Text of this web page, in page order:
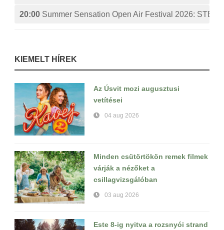
20:00 Summer Sensation Open Air Festival 2026:
KIEMELT HÍREK
Az Úsvit mozi augusztusi
vetítései
04 aug 2026
Minden csütörtökön remek filmek
várják a nézőket a
csillagvizsgálóban
03 aug 2026
Este 8-ig nyitva a rozsnyói strand